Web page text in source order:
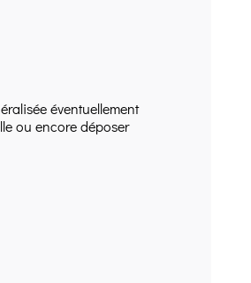
éventuellement
ou encore déposer